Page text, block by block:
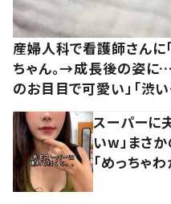
産婦人科で看護師さんに
ちゃん。→成長後の姿に…
のお目目で可愛い」「渋い
スーパーに
いw」まさか
「めっちゃ